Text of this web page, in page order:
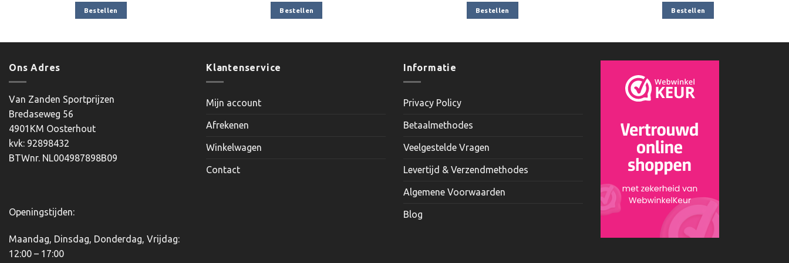
was:
€4.95.
is:
€3.95.
Bestellen
was:
€6.40.
is:
€4.90.
Bestellen
was:
€4.95.
is:
€3.95.
Bestellen Bestellen
Ons Adres
Van Zanden Sportprijzen
Bredaseweg 56
4901KM Oosterhout
kvk: 92898432
BTWnr. NL004987898B09
Openingstijden:
Maandag, Dinsdag, Donderdag, Vrijdag:
12:00 – 17:00
Klantenservice
Mijn account
Afrekenen
Winkelwagen
Contact
Informatie
Privacy Policy
Betaalmethodes
Veelgestelde Vragen
Levertijd & Verzendmethodes
Algemene Voorwaarden
Blog